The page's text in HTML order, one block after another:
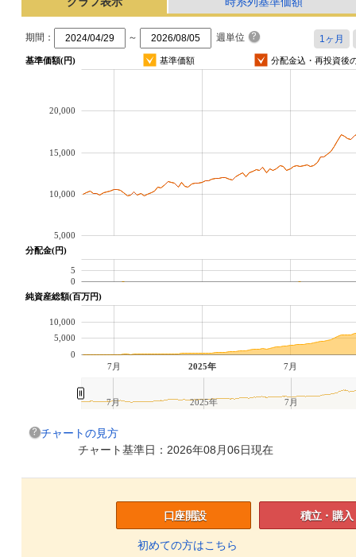
期間： ～ 週単位
基準価額(円) 基準価額 分配金込・再投資後
5,000
10,000
15,000
20,000
分配金(円)
0
5
純資産総額(百万円)
7月 2025年 7月
0
5,000
10,000
7月 2025年 7月
チャートの見方
チャート基準日：2026年08月06日現在
口座開設
初めての方はこちら
積立・購入